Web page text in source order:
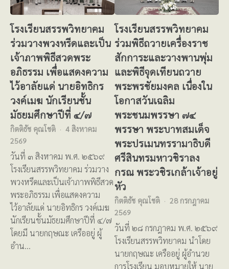
โรงเรียนสรรพวิทยาคม
ร่วมวางพวงหรีดและเป็น
เจ้าภาพพิธีสวดพระ
อภิธรรม เพื่อแสดงความ
ไว้อาลัยแด่ นายอิทธิกร
วงค์เมฆ นักเรียนชั้น
มัธยมศึกษาปีที่ ๔/๗
กิตติธัช คุณโชติ
4 สิงหาคม
2569
วันที่ ๓ สิงหาคม พ.ศ. ๒๕๖๙
โรงเรียนสรรพวิทยาคม ร่วมวาง
พวงหรีดและเป็นเจ้าภาพพิธีสวด
พระอภิธรรม เพื่อแสดงความ
ไว้อาลัยแด่ นายอิทธิกร วงค์เมฆ
นักเรียนชั้นมัธยมศึกษาปีที่ ๔/๗
โดยมี นายกฤษณะ เครืออยู่ ผู้
อำน…
โรงเรียนสรรพวิทยาคม
ร่วมพิธีถวายเครื่องราช
สักการะและวางพานพุ่ม
และพิธีจุดเทียนถวาย
พระพรชัยมงคล เนื่องใน
โอกาสวันเฉลิม
พระชนมพรรษา ๗๔
พรรษา พระบาทสมเด็จ
พระปรเมนทรรามาธิบดี
ศรีสินทรมหาวชิราลง
กรณ พระวชิรเกล้าเจ้าอยู่
หัว
กิตติธัช คุณโชติ
28 กรกฎาคม
2569
วันที่ ๒๘ กรกฎาคม พ.ศ. ๒๕๖๙
โรงเรียนสรรพวิทยาคม นำโดย
นายกฤษณะ เครืออยู่ ผู้อำนวย
การโรงเรียน มอบหมายให้ นาย